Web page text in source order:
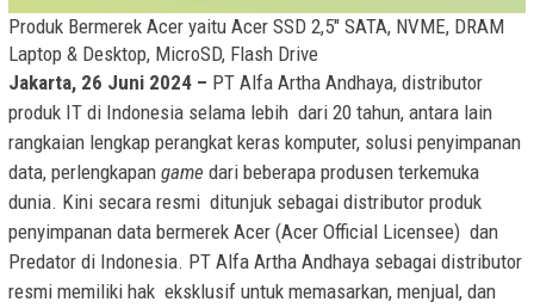
Produk Bermerek Acer yaitu Acer SSD 2,5″ SATA, NVME, DRAM
Laptop & Desktop, MicroSD, Flash Drive
Jakarta, 26 Juni 2024 – PT Alfa Artha Andhaya, distributor
produk IT di Indonesia selama lebih dari 20 tahun, antara lain
rangkaian lengkap perangkat keras komputer, solusi penyimpanan
data, perlengkapan game dari beberapa produsen terkemuka
dunia. Kini secara resmi ditunjuk sebagai distributor produk
penyimpanan data bermerek Acer (Acer Official Licensee) dan
Predator di Indonesia. PT Alfa Artha Andhaya sebagai distributor
resmi memiliki hak eksklusif untuk memasarkan, menjual, dan